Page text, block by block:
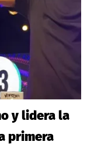
y lidera la
primera